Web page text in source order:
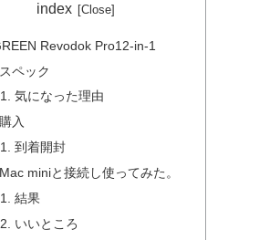
index
Revodok Pro12-in-1
スペック
気になった理由
購入
到着開封
Mac miniと接続し使ってみた。
結果
いいところ